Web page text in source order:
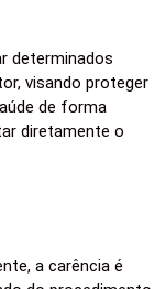
determinados
visando proteger
de forma
diretamente o
a carência é